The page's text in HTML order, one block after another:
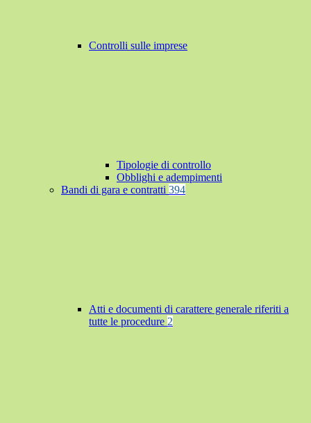
Controlli sulle imprese
Tipologie di controllo
Obblighi e adempimenti
Bandi di gara e contratti 394
Atti e documenti di carattere generale riferiti a
tutte le procedure 2